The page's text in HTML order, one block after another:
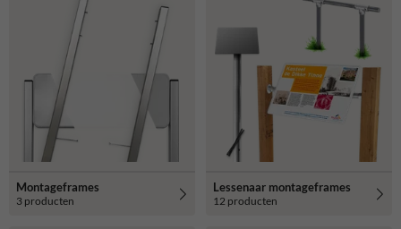
Montageframes
3 producten
Lessenaar montageframes
12 producten